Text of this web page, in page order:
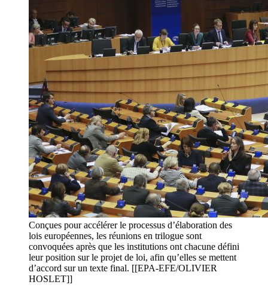
Conçues pour accélérer le processus d’élaboration des
lois européennes, les réunions en trilogue sont
convoquées après que les institutions ont chacune défini
leur position sur le projet de loi, afin qu’elles se mettent
d’accord sur un texte final. [[EPA-EFE/OLIVIER
HOSLET]]